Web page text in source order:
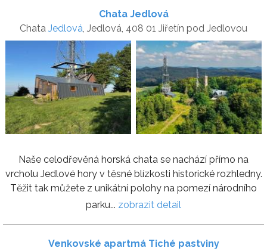
Chata Jedlová
Chata Jedlová, Jedlová, 408 01 Jiřetín pod Jedlovou
Naše celodřevěná horská chata se nachází přímo na
vrcholu Jedlové hory v těsné blízkosti historické rozhledny.
Těžit tak můžete z unikátní polohy na pomezí národního
parku... zobrazit detail
Venkovské apartmá Tiché pastviny